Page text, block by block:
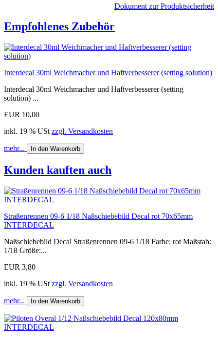
Dokument zur Produktsicherheit
Empfohlenes Zubehör
Interdecal 30ml Weichmacher und Haftverbesserer (setting solution)
Interdecal 30ml Weichmacher und Haftverbesserer (setting
solution) ...
EUR 10,00
inkl. 19 % USt zzgl. Versandkosten
mehr... In den Warenkorb
Kunden kauften auch
Straßenrennen 09-6 1/18 Naßschiebebild Decal rot 70x65mm
INTERDECAL
Naßschiebebild Decal Straßenrennen 09-6 1/18 Farbe: rot Maßstab:
1/18 Größe:...
EUR 3,80
inkl. 19 % USt zzgl. Versandkosten
mehr... In den Warenkorb